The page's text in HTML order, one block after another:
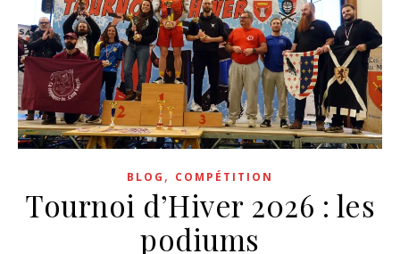
BLOG , COMPÉTITION
Tournoi d’Hiver 2026 : les
podiums